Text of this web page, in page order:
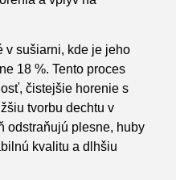
v sušiarni, kde je jeho
18 %. Tento proces
čistejšie horenie s
tvorbu dechtu v
odstraňujú plesne, huby
kvalitu a dlhšiu